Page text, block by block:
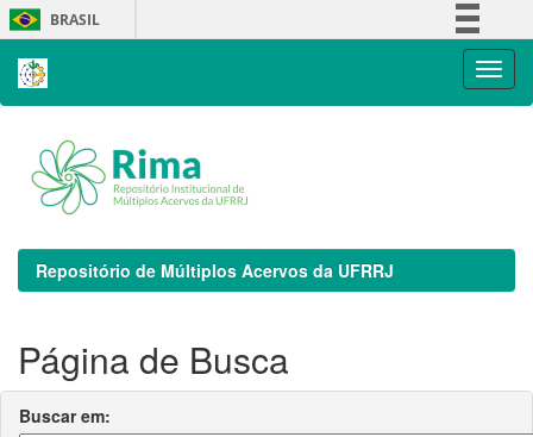
Skip
navigation
BRASIL
Repositório de Múltiplos Acervos da UFRRJ
Página de Busca
Buscar em: